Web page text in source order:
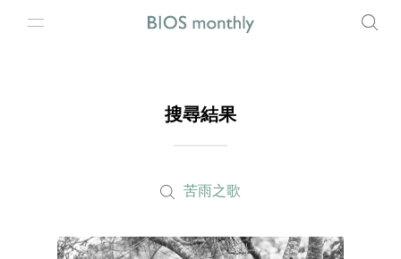
搜尋結果
苦雨之歌